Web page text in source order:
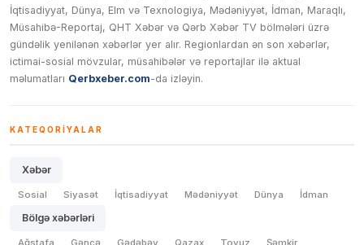
İqtisadiyyat, Dünya, Elm və Texnologiya, Mədəniyyət, İdman, Maraqlı,
Müsahibə-Reportaj, QHT Xəbər və Qərb Xəbər TV bölmələri üzrə
gündəlik yenilənən xəbərlər yer alır. Regionlardan ən son xəbərlər,
ictimai-sosial mövzular, müsahibələr və reportajlar ilə aktual
məlumatları Qerbxeber.com-da izləyin.
KATEQORIYALAR
Xəbər
Sosial Siyasət İqtisadiyyat Mədəniyyət Dünya İdman
Bölgə xəbərləri
Ağstafa Gəncə Gədəbəy Qazax Tovuz Şəmkir